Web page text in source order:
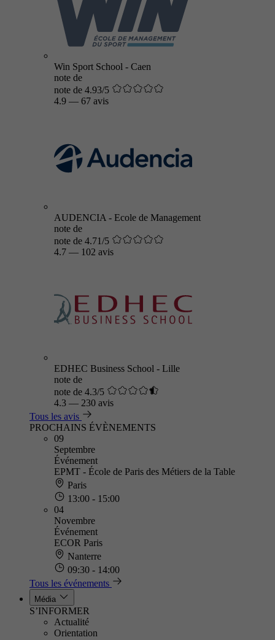
Win Sport School - Caen
note de
note de 4.93/5
4.9 — 67 avis
AUDENCIA - Ecole de Management
note de
note de 4.71/5
4.7 — 102 avis
EDHEC Business School - Lille
note de
note de 4.3/5
4.3 — 230 avis
Tous les avis
PROCHAINS ÉVÈNEMENTS
09
Septembre
Événement
EPMT - École de Paris des Métiers de la Table
Paris
13:00 - 15:00
04
Novembre
Événement
ECOR Paris
Nanterre
09:30 - 14:00
Tous les événements
Média
S’INFORMER
Actualité
Orientation